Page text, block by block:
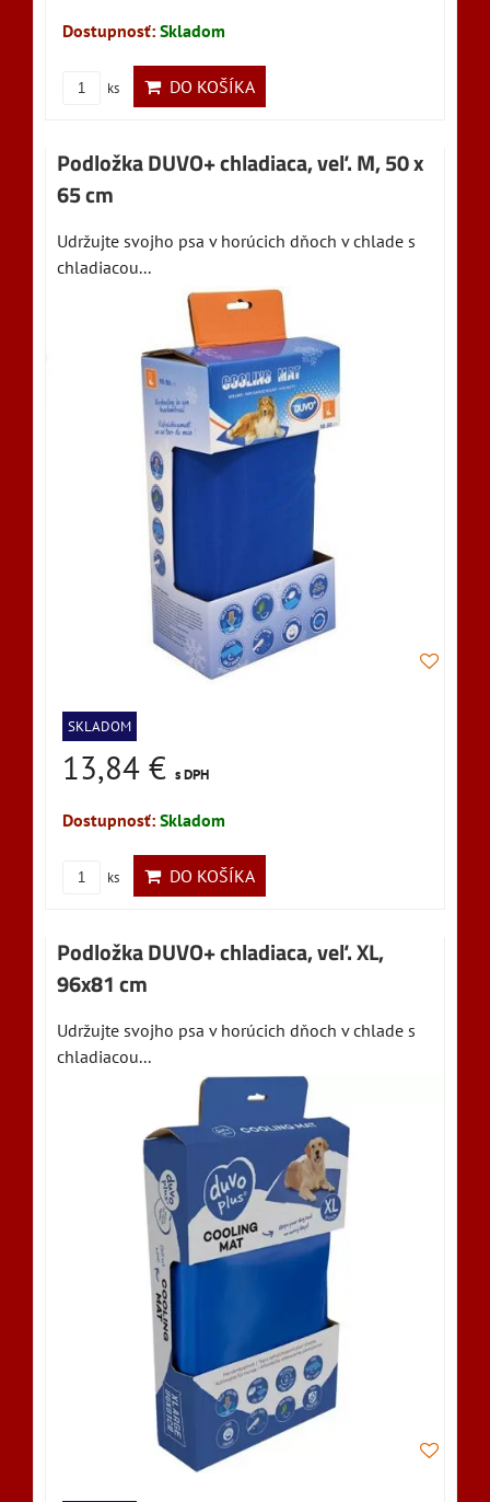
Dostupnosť: Skladom
ks DO KOŠÍKA
Podložka DUVO+ chladiaca, veľ. M, 50 x
65 cm
Udržujte svojho psa v horúcich dňoch v chlade s
chladiacou...
SKLADOM
13,84 € s DPH
Dostupnosť: Skladom
ks DO KOŠÍKA
Podložka DUVO+ chladiaca, veľ. XL,
96x81 cm
Udržujte svojho psa v horúcich dňoch v chlade s
chladiacou...